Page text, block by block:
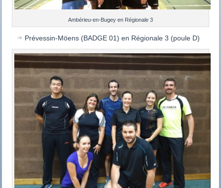
Ambérieu-en-Bugey en Régionale 3
Prévessin-Möens (BADGE 01) en Régionale 3 (poule D)